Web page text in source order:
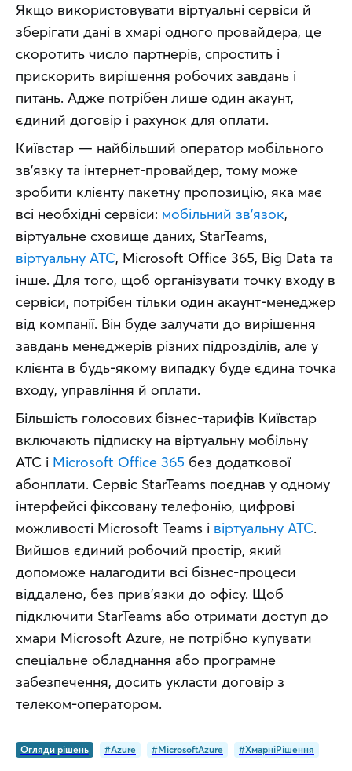
Якщо використовувати віртуальні сервіси й
зберігати дані в хмарі одного провайдера, це
скоротить число партнерів, спростить і
прискорить вирішення робочих завдань і
питань. Адже потрібен лише один акаунт,
єдиний договір і рахунок для оплати.
Київстар — найбільший оператор мобільного
зв’язку та інтернет-провайдер, тому може
зробити клієнту пакетну пропозицію, яка має
всі необхідні сервіси: мобільний зв’язок,
віртуальну АТС, Microsoft Office 365, Big Data та
інше. Для того, щоб організувати точку входу в
сервіси, потрібен тільки один акаунт-менеджер
від компанії. Він буде залучати до вирішення
завдань менеджерів різних підрозділів, але у
клієнта в будь-якому випадку буде єдина точка
входу, управління й оплати.
Більшість голосових бізнес-тарифів Київстар
включають підписку на віртуальну мобільну
АТС і Microsoft Office 365 без додаткової
абонплати. Сервіс StarTeams поєднав у одному
інтерфейсі фіксовану телефонію, цифрові
можливості Microsoft Teams і віртуальну АТС.
Вийшов єдиний робочий простір, який
допоможе налагодити всі бізнес-процеси
віддалено, без прив’язки до офісу. Щоб
підключити StarTeams або отримати доступ до
хмари Microsoft Azure, не потрібно купувати
спеціальне обладнання або програмне
забезпечення, досить укласти договір з
телеком-оператором.
Огляди рішень #Azure #MicrosoftAzure #ХмарніРішення